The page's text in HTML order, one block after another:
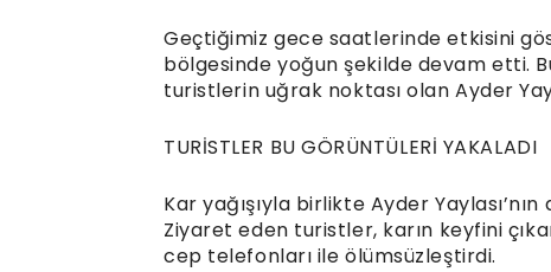
Geçtiğimiz gece saatlerinde etkisini
bölgesinde yoğun şekilde devam etti.
turistlerin uğrak noktası olan Ayder
TURİSTLER BU GÖRÜNTÜLERİ YAKALADI
Kar yağışıyla birlikte Ayder
Ziyaret eden turistler, karın keyfini
cep telefonları ile ölümsüzleştirdi.